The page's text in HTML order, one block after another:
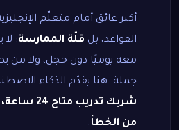
أكبر عائق أمام متعلّم
القواعد، بل قلّة الممارسة:
معه يوميًا دون خجل، ولا من
جملة. هنا يقدّم الذكاء
شريك تدريب
من الخطأ.